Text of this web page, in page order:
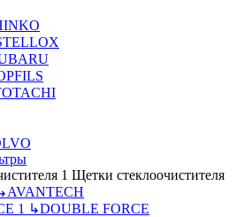
Щетки стеклоочистителя
AVANTECH
↳DOUBLE FORCE